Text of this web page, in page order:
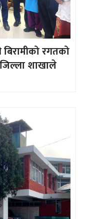
बिरामीको रगतको
शाखाले